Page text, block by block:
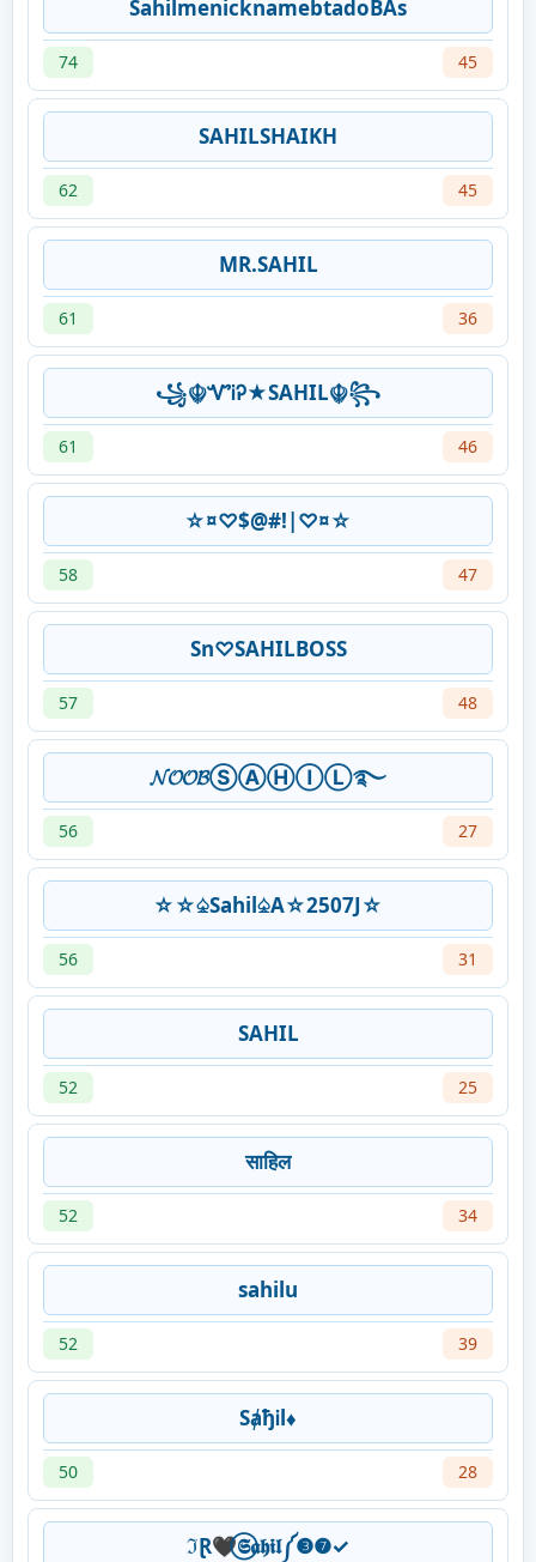
SahilmenicknamebtadoBAs
74 45
SAHILSHAIKH
62 45
MR.SAHIL
61 36
꧁☬ᏉᎥᎮ★︎SAHIL☬꧂
61 46
☆¤♡$@#!|♡¤☆
58 47
Sn♡SAHILBOSS
57 48
𝓝𝓞𝓞𝓑ⓈⒶⒽⒾⓁ࿐
56 27
☆☆♤Sahil♤A☆2507J☆
56 31
SAHIL
52 25
साहिल
52 34
sahilu
52 39
SⱥђᎥl♦️
50 28
ℑⱤ🖤⃝𝕾𝖆𝖍𝖎𝖑༼❸❼✓